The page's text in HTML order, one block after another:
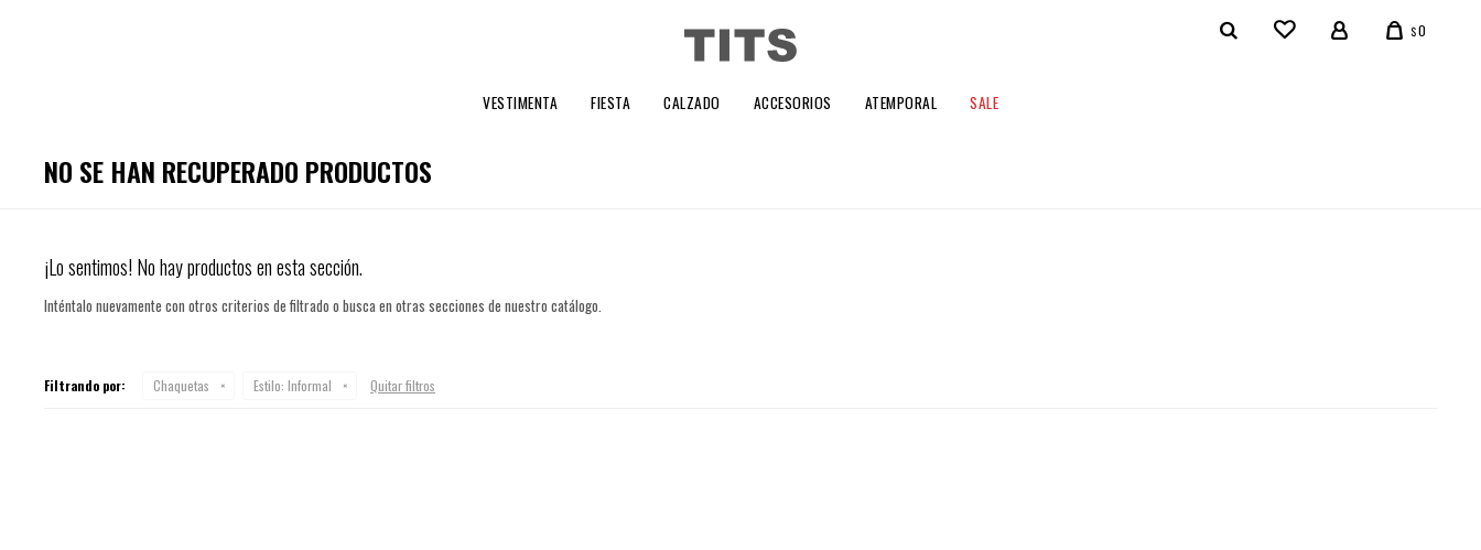
VESTIMENTA FIESTA CALZADO ACCESORIOS ATEMPORAL SALE
$0
NO SE HAN RECUPERADO PRODUCTOS
¡Lo sentimos! No hay productos en esta sección.
Inténtalo nuevamente con otros criterios de filtrado o busca en otras secciones de nuestro catálogo.
Filtrando por: Chaquetas Estilo: Informal Quitar filtros